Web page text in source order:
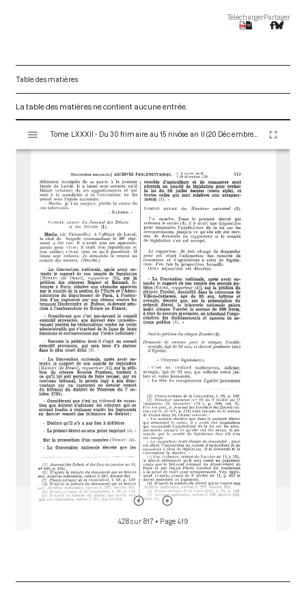
TéléchargerPartager
Table des matières
La table des matières ne contient aucune entrée.
s
428 sur 817 • Page 419